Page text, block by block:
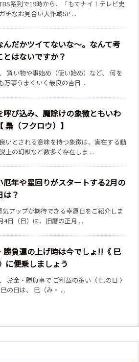
系列で19時から、「もてナイ！テレビ史
チなお見合い大作戦SP ...
んだかツイてないな～。なんて考
とはないですか？
買い物や事始め（使い始め）など、 何を
万事うまくいく最良の吉日 ...
呼び込み、魔除けの象徴ともいわ
梟（フクロウ）】
いとされる意味を持つ象徴は、実在する動
上の幻獣など数多く存在しま ...
厄年や星回りがスタートする2月の
は？
気アップが期待できる幸運日をご紹介しま
4日（日）は、旧暦の正月 ...
勝負運の上げ時は今でしょ!!《 巳
に便乗しましょう
お金・勝負事で ご利益の多い〈 巳の日 〉
の日は、 巳（み・ ...